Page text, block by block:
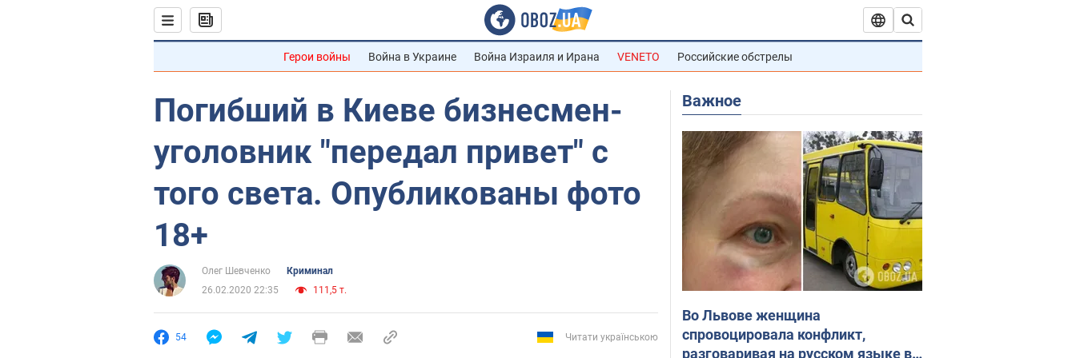
Герои войны Война в Украине Война Израиля и Ирана VENETO Российские обстрелы
Погибший в Киеве бизнесмен-
уголовник "передал привет" с
того света. Опубликованы фото
18+
Олег Шевченко
Криминал
26.02.2020 22:35
111,5 т.
54 Читати українською
Важное
Во Львове женщина
спровоцировала конфликт,
разговаривая на русском языке в